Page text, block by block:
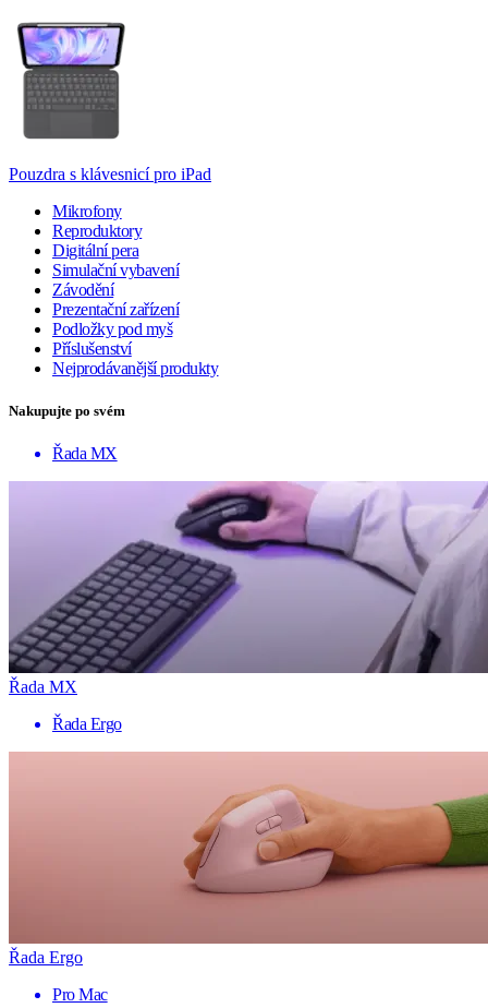
Pouzdra s klávesnicí pro iPad
Mikrofony
Reproduktory
Digitální pera
Simulační vybavení
Závodění
Prezentační zařízení
Podložky pod myš
Příslušenství
Nejprodávanější produkty
Nakupujte po svém
Řada MX
Řada MX
Řada Ergo
Řada Ergo
Pro Mac